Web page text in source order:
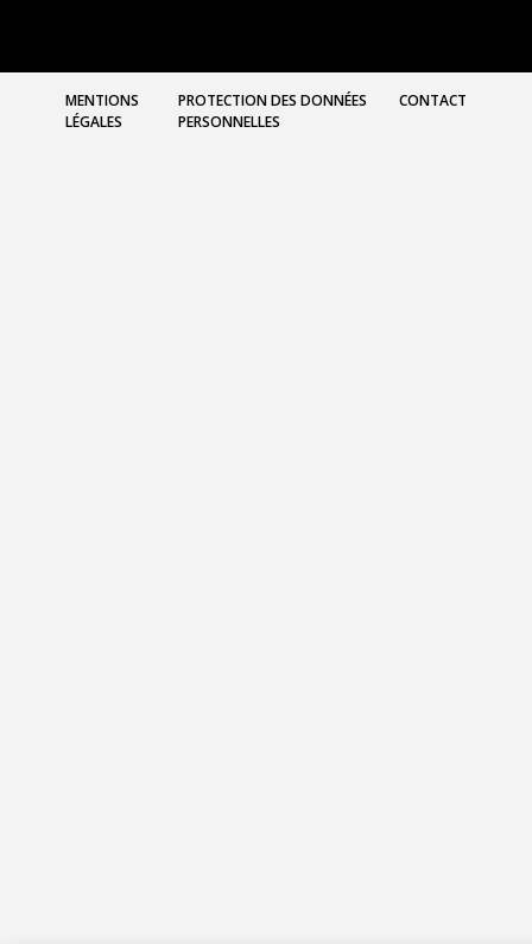
MENTIONS
LÉGALES
PROTECTION DES DONNÉES
PERSONNELLES
CONTACT